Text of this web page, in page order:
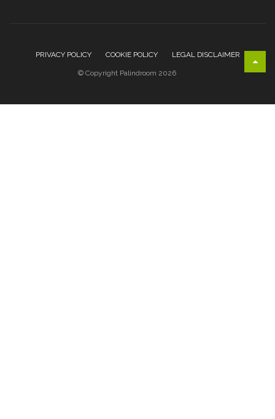
PRIVACY POLICY COOKIE POLICY LEGAL DISCLAIMER
© Copyright Palindroom 2026